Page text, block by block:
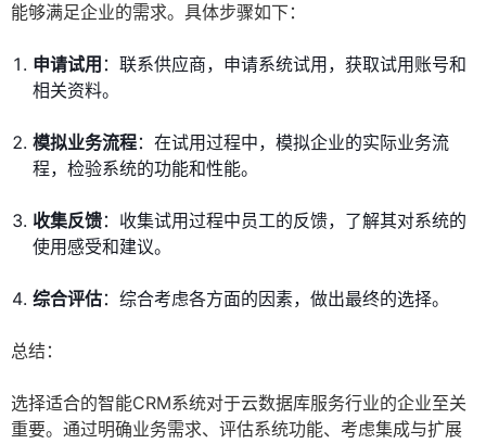
能够满足企业的需求。具体步骤如下：
申请试用 ：联系供应商，申请系统试用，获取试用账号和
相关资料。
模拟业务流程：在试用过程中，模拟企业的实际业务流
程，检验系统的功能和性能。
收集反馈：收集试用过程中员工的反馈，了解其对系统的
使用感受和建议。
综合评估：综合考虑各方面的因素，做出最终的选择。
总结：
选择适合的智能CRM系统对于云数据库服务行业的企业至关
重要。通过明确业务需求、评估系统功能、考虑集成与扩展